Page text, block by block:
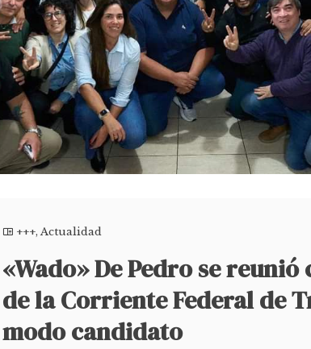
+++,Actualidad
«Wado» De Pedro se
de la Corriente Federal de
modo candidato